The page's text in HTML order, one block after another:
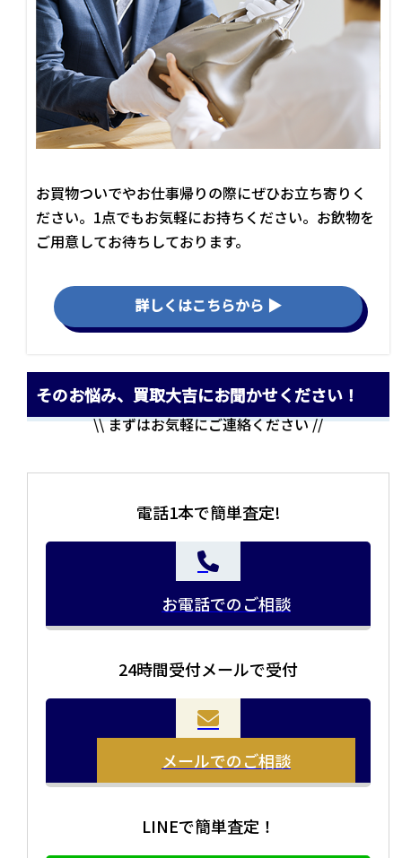
お買物ついでやお仕事帰りの際にぜひお立ち寄りく
ださい。1点でもお気軽にお持ちください。お飲物を
ご用意してお待ちしております。
詳しくはこちらから ▶
お品物をつめて送るだけで査定が可能です。時間が無い
方や、荷物が多い方へオススメです。
当店の査定員がご自宅に伺いその場で査定を致します。
まとめて売りたい！価値がわからなく売れるかわからな
そのお悩み、買取大吉にお聞かせください！
電話1本で簡単査定!
お電話でのご相談
24時間受付メールで受付
メールでのご相談
LINEで簡単査定！